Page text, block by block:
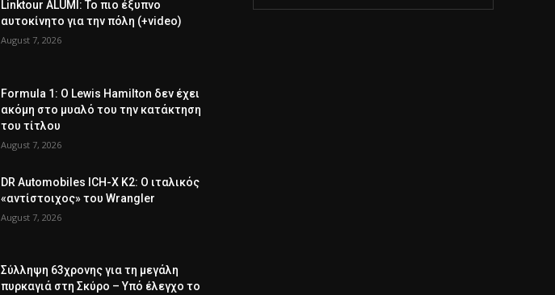
Linktour ALUMI: Το πιο έξυπνο
αυτοκίνητο για την πόλη (+video)
August 7, 2026
Formula 1: Ο Lewis Hamilton δεν έχει
ακόμη στο μυαλό του την κατάκτηση
του τίτλου
August 7, 2026
DR Automobiles ICH-X K2: Ο ιταλικός
«αντίστοιχος» του Wrangler
August 7, 2026
Σύλληψη 63χρονης για τη μεγάλη
πυρκαγιά στη Σκύρο – Υπό έλεγχο το